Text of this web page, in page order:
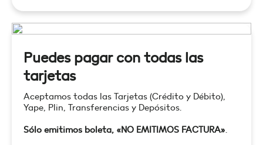
Puedes pagar con todas las
tarjetas
Aceptamos todas las Tarjetas (Crédito y Débito),
Yape, Plin, Transferencias y Depósitos.
Sólo emitimos boleta, «NO EMITIMOS FACTURA».